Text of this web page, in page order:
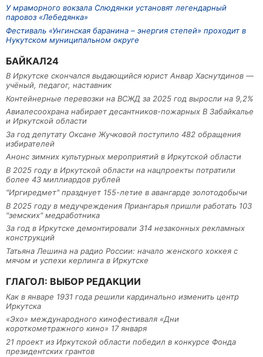
У мраморного вокзала Слюдянки установят легендарный
паровоз «Лебедянка»
Фестиваль «Унгинская баранина – энергия степей» проходит в
Нукутском муниципальном округе
БАЙКАЛ24
В Иркутске скончался выдающийся юрист Анвар Хаснутдинов —
учёный, педагог, наставник
Контейнерные перевозки на ВСЖД за 2025 год выросли на 9,2%
Авиалесоохрана набирает десантников-пожарных В Забайкалье
и Иркутской области
За год депутату Оксане Жучковой поступило 482 обращения
избирателей
Анонс зимних культурных мероприятий в Иркутской области
В 2025 году в Иркутской области на нацпроекты потратили
более 43 миллиардов рублей
"Иргиредмет" празднует 155-летие в авангарде золотодобычи
В 2025 году в медучреждения Приангарья пришли работать 103
"земских" медработника
За год в Иркутске демонтировали 314 незаконных рекламных
конструкций
Татьяна Лешина на радио России: начало женского хоккея с
мячом и успехи керлинга в Иркутске
ГЛАГОЛ: ВЫБОР РЕДАКЦИИ
Как в январе 1931 года решили кардинально изменить центр
Иркутска
«Эхо» международного кинофестиваля «Дни
короткометражного кино» 17 января
21 проект из Иркутской области победил в конкурсе Фонда
президентских грантов